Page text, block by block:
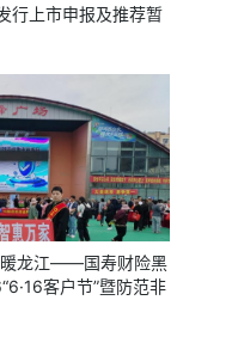
行上市申报及推荐暂
暖龙江——国寿财险黑
客户节”暨防范非